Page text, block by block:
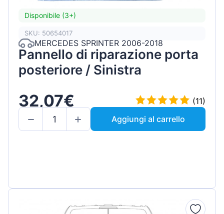
Disponibile (3+)
SKU: 50654017
MERCEDES SPRINTER 2006-2018
Pannello di riparazione porta
posteriore / Sinistra
32,07€
(11)
Aggiungi al carrello